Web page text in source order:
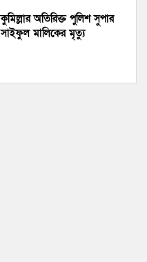
কুমিল্লার অতিরিক্ত পুলিশ সুপার
সাইফুল মালিকের মৃত্যু